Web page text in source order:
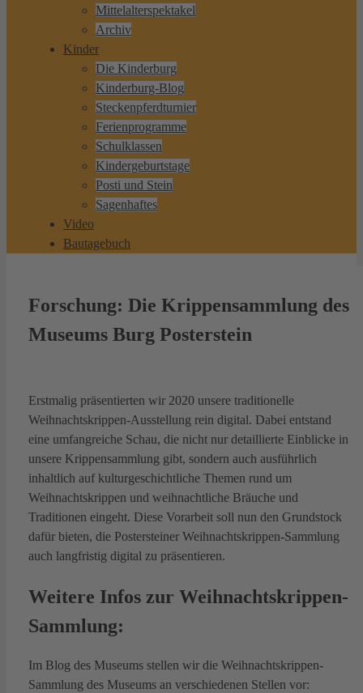
Mittelalterspektakel
Archiv
Kinder
Die Kinderburg
Kinderburg-Blog
Steckenpferdturnier
Ferienprogramme
Schulklassen
Kindergeburtstage
Posti und Stein
Sagenhaftes
Video
Bautagebuch
Forschung: Die Krippensammlung des
Museums Burg Posterstein
Erstmalig präsentierten wir 2020 unsere traditionelle
Weihnachtskrippen-Ausstellung rein digital. Dabei entstand
eine umfangreiche Schau, die nicht nur detaillierte Einblicke in
unsere Krippensammlung gibt, sondern auch ausführlich
inhaltlich auf kulturgeschichtliche Themen rund um
Weihnachtskrippen und weihnachtliche Bräuche und
Traditionen eingeht. Diese Vorarbeit soll nun den Grundstock
dafür bieten, die Postersteiner Weihnachtskrippen-Sammlung
auch langfristig digital zu präsentieren.
Weitere Infos zur Weihnachtskrippen-
Sammlung:
Im Blog des Museums stellen wir die Weihnachtskrippen-
Sammlung des Museums an verschiedenen Stellen vor: